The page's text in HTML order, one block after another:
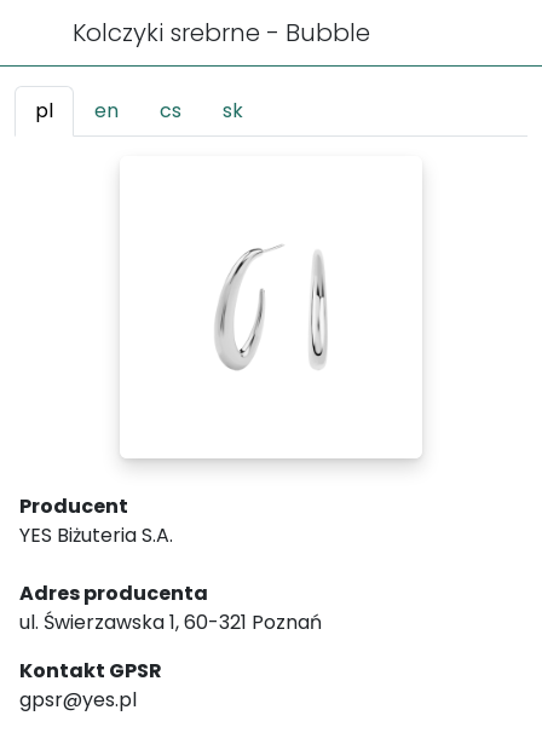
Kolczyki srebrne - Bubble
pl en cs sk
Producent
YES Biżuteria S.A.
Adres producenta
ul. Świerzawska 1, 60-321 Poznań
Kontakt GPSR
gpsr@yes.pl